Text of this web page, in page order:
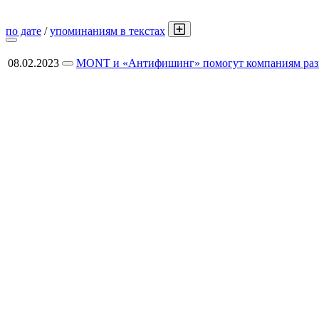
по дате /упоминаниям в текстах
08.02.2023 MONT и «Антифишинг» помогут компаниям